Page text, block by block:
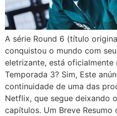
A série Round 6 (título
conquistou o mundo com
eletrizante, está oficialmente
Temporada 3? Sim, Este
continuidade de uma das
Netflix, que segue deixando
capítulos. Um Breve Resumo